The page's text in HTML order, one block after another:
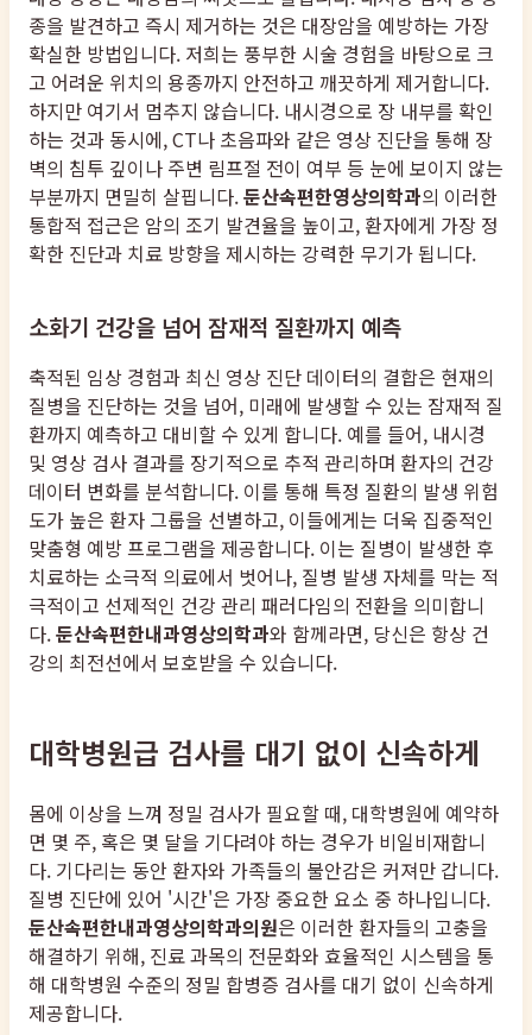
종을 발견하고 즉시 제거하는 것은 대장암을 예방하는 가장
확실한 방법입니다. 저희는 풍부한 시술 경험을 바탕으로 크
고 어려운 위치의 용종까지 안전하고 깨끗하게 제거합니다.
하지만 여기서 멈추지 않습니다. 내시경으로 장 내부를 확인
하는 것과 동시에, CT나 초음파와 같은 영상 진단을 통해 장
벽의 침투 깊이나 주변 림프절 전이 여부 등 눈에 보이지 않는
부분까지 면밀히 살핍니다.둔산속편한영상의학과의 이러한
통합적 접근은 암의 조기 발견율을 높이고, 환자에게 가장 정
확한 진단과 치료 방향을 제시하는 강력한 무기가 됩니다.
소화기 건강을 넘어 잠재적 질환까지 예측
축적된 임상 경험과 최신 영상 진단 데이터의 결합은 현재의
질병을 진단하는 것을 넘어, 미래에 발생할 수 있는 잠재적 질
환까지 예측하고 대비할 수 있게 합니다. 예를 들어, 내시경
및 영상 검사 결과를 장기적으로 추적 관리하며 환자의 건강
데이터 변화를 분석합니다. 이를 통해 특정 질환의 발생 위험
도가 높은 환자 그룹을 선별하고, 이들에게는 더욱 집중적인
맞춤형 예방 프로그램을 제공합니다. 이는 질병이 발생한 후
치료하는 소극적 의료에서 벗어나, 질병 발생 자체를 막는 적
극적이고 선제적인 건강 관리 패러다임의 전환을 의미합니
다.둔산속편한내과영상의학과와 함께라면, 당신은 항상 건
강의 최전선에서 보호받을 수 있습니다.
대학병원급 검사를 대기 없이 신속하게
몸에 이상을 느껴 정밀 검사가 필요할 때, 대학병원에 예약하
면 몇 주, 혹은 몇 달을 기다려야 하는 경우가 비일비재합니
다. 기다리는 동안 환자와 가족들의 불안감은 커져만 갑니다.
질병 진단에 있어 '시간'은 가장 중요한 요소 중 하나입니다.
둔산속편한내과영상의학과의원은 이러한 환자들의 고충을
해결하기 위해, 진료 과목의 전문화와 효율적인 시스템을 통
해 대학병원 수준의 정밀 합병증 검사를 대기 없이 신속하게
제공합니다.